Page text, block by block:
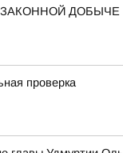
проверка